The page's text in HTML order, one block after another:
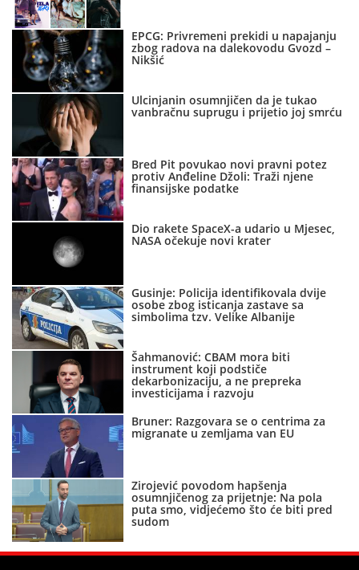
EPCG: Privremeni prekidi u napajanju
zbog radova na dalekovodu Gvozd –
Nikšić
Ulcinjanin osumnjičen da je tukao
vanbračnu suprugu i prijetio joj smrću
Bred Pit povukao novi pravni potez
protiv Anđeline Džoli: Traži njene
finansijske podatke
Dio rakete SpaceX-a udario u Mjesec,
NASA očekuje novi krater
Gusinje: Policija identifikovala dvije
osobe zbog isticanja zastave sa
simbolima tzv. Velike Albanije
Šahmanović: CBAM mora biti
instrument koji podstiče
dekarbonizaciju, a ne prepreka
investicijama i razvoju
Bruner: Razgovara se o centrima za
migranate u zemljama van EU
Zirojević povodom hapšenja
osumnjičenog za prijetnje: Na pola
puta smo, vidjećemo što će biti pred
sudom